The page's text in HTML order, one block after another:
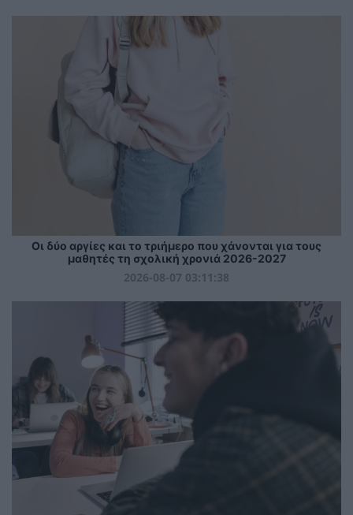
Οι δύο αργίες και το τριήμερο που χάνονται για τους
μαθητές τη σχολική χρονιά 2026-2027
2026-08-07 03:11:38